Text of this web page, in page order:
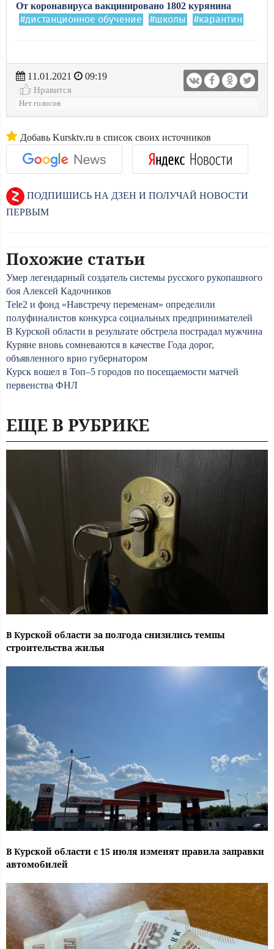
От коронавируса вакцинировано 1802 курянина
#дистанционное обучение #школы #карантин
11.01.2021
09:19
Нравится
Нет голосов
Добавь Kursktv.ru в список своих источников
ПОДПИШИСЬ НА ДЗЕН И ПОЛУЧАЙ НОВОСТИ
ПЕРВЫМ
Похожие статьи
Умер легендарный создатель системы русского рукопашного
боя Алексей Кадочников
Tele2 и фонд «Навстречу переменам» определили
полуфиналистов конкурса социальных предпринимателей
В Курской области в результате обстрела пострадал мужчина
Куряне вновь сомневаются в качестве Года дорог,
объявленного врио губернатором
Курск вошел в Топ–5 городов по посещаемости матчей
первенства ФНЛ
ЕЩЕ В РУБРИКЕ
В Курской области за полгода снизились темпы
строительства жилья
В Курской области с 15 июля изменят правила заправки
автомобилей